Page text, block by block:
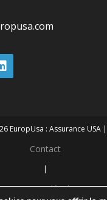
EuropUsa : Assurance USA |
Contact
|
Mentions légales